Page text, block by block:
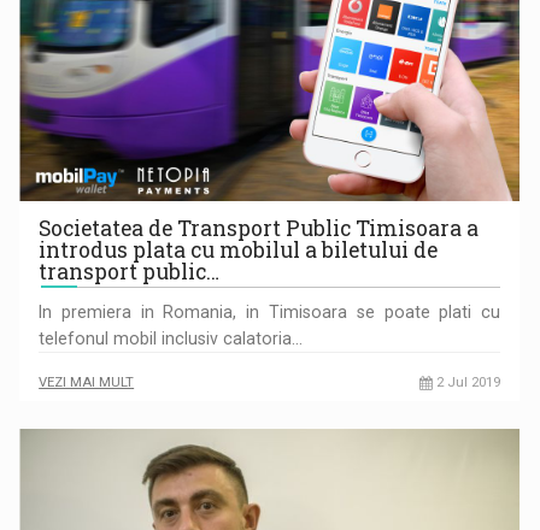
Societatea de Transport Public Timisoara a
introdus plata cu mobilul a biletului de
transport public…
In premiera in Romania, in Timisoara se poate plati cu
telefonul mobil inclusiv calatoria…
VEZI MAI MULT 2 Jul 2019